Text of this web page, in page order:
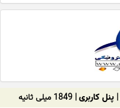
|پنل کاربری| 1849 میلی ثانیه